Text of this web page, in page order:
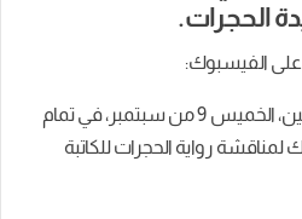
الحجرات.
الفيسبوك:
يلتقي نادي كتاب رُكن اليَاسَمين، الخميس 9 من سبتمبر، في تمام
رواية الحجرات للكاتبة